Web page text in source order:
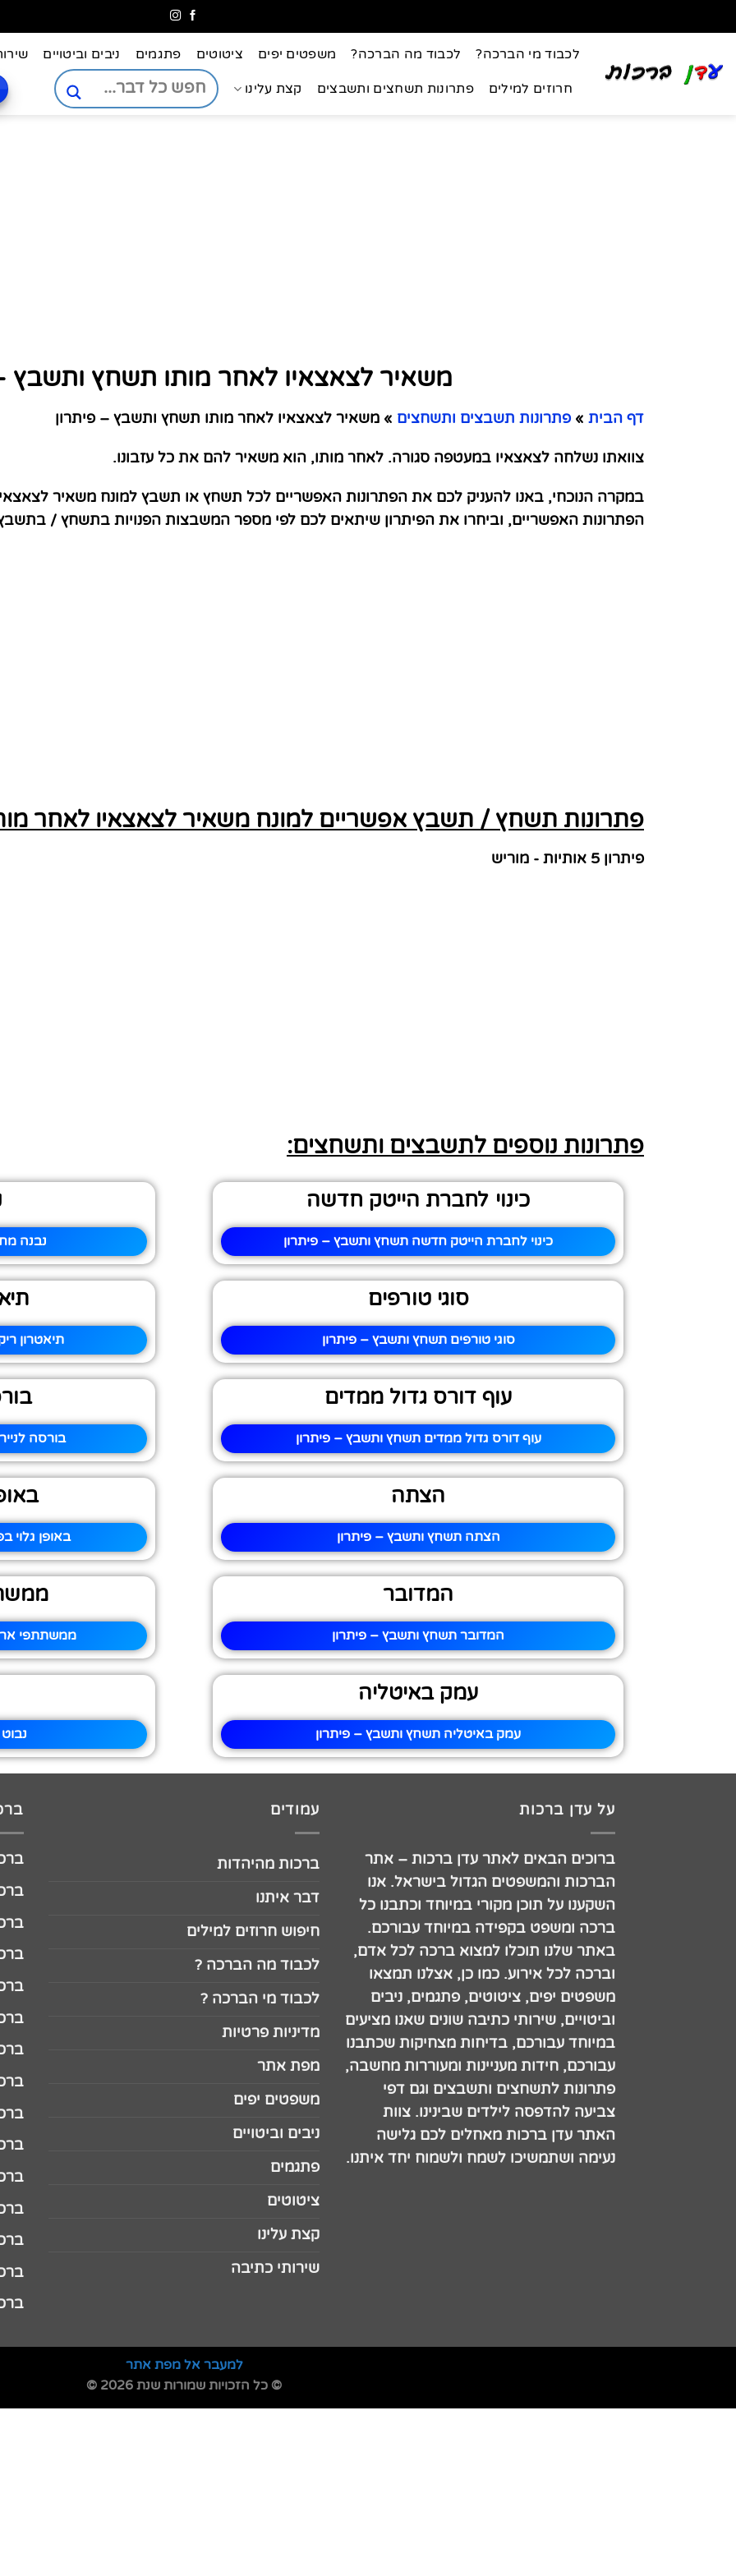
לכבוד מי הברכה? לכבוד מה הברכה? משפטים יפים ציטוטים פתגמים ניבים וביטויים
חרוזים למילים פתרונות תשחצים ותשבצים קצת עלינו
משאיר לצאצאיו לאחר מותו תשחץ ותשבץ
דף הבית » פתרונות תשבצים ותשחצים » משאיר לצאצאיו לאחר מותו תשחץ ותשבץ – פיתרון
צוואתו נשלחה לצאצאיו במעטפה סגורה. לאחר מותו, הוא משאיר להם את כל עזבונו.
במקרה הנוכחי, באנו להעניק לכם את הפתרונות האפשריים לכל תשחץ או תשבץ למונח משאיר
הפתרונות האפשריים, וביחרו את הפיתרון שיתאים לכם לפי מספר המשבצות הפנויות בתשחץ /
פתרונות תשחץ / תשבץ אפשריים למונח משאיר לצאצאיו לאחר
פיתרון 5 אותיות - מוריש
פתרונות נוספים לתשבצים ותשחצים:
כינוי לחברת הייטק חדשה
כינוי לחברת הייטק חדשה תשחץ ותשבץ – פיתרון נבנה
סוגי טורפים
סוגי טורפים תשחץ ותשבץ – פיתרון תיאטרון
עוף דורס גדול ממדים
עוף דורס גדול ממדים תשחץ ותשבץ – פיתרון בורסה
הצתה
הצתה תשחץ ותשבץ – פיתרון באופן גלוי
המדובר
המדובר תשחץ ותשבץ – פיתרון ממשתתפי
עמק באיטליה
עמק באיטליה תשחץ ותשבץ – פיתרון
על עדן ברכות
ברוכים הבאים לאתר עדן ברכות – אתר
הברכות והמשפטים הגדול בישראל. אנו
השקענו על תוכן מקורי במיוחד וכתבנו כל
ברכה ומשפט בקפידה במיוחד עבורכם.
באתר שלנו תוכלו למצוא ברכה לכל אדם,
וברכה לכל אירוע. כמו כן, אצלנו תמצאו
משפטים יפים, ציטוטים, פתגמים, ניבים
וביטויים, שירותי כתיבה שונים שאנו מציעים
במיוחד עבורכם, בדיחות מצחיקות שכתבנו
עבורכם, חידות מעניינות ומעוררות מחשבה,
פתרונות לתשחצים ותשבצים וגם דפי
צביעה להדפסה לילדים שבינינו. צוות
האתר עדן ברכות מאחלים לכם גלישה
נעימה ושתמשיכו לשמח ולשמוח יחד איתנו.
עמודים
ברכות מהיהדות
דבר איתנו
חיפוש חרוזים למילים
לכבוד מה הברכה ?
לכבוד מי הברכה ?
מדיניות פרטיות
מפת אתר
משפטים יפים
ניבים וביטויים
פתגמים
ציטוטים
קצת עלינו
שירותי כתיבה
ברכה
ברכה
ברכה
ברכה
ברכה
ברכה
ברכה
ברכה
ברכה
ברכה
למעבר אל מפת אתר
© כל הזכויות שמורות שנת 2026 ©